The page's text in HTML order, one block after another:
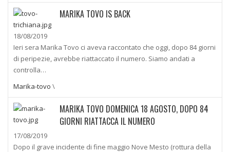
MARIKA TOVO IS BACK
18/08/2019
Ieri sera Marika Tovo ci aveva raccontato che oggi, dopo 84 giorni
di peripezie, avrebbe riattaccato il numero. Siamo andati a
controlla…
Marika-tovo \
MARIKA TOVO DOMENICA 18 AGOSTO, DOPO 84
GIORNI RIATTACCA IL NUMERO
17/08/2019
Dopo il grave incidente di fine maggio Nove Mesto (rottura della